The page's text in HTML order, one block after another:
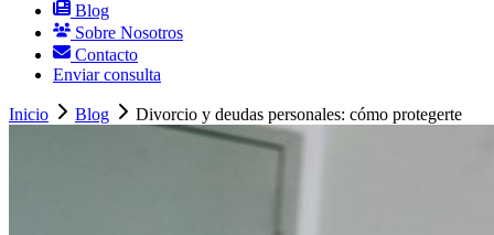
Blog
Sobre Nosotros
Contacto
Enviar consulta
Inicio Blog Divorcio y deudas personales: cómo protegerte